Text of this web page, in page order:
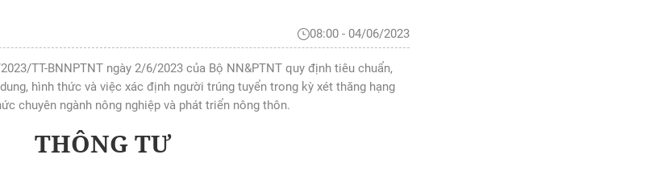
08:00 - 04/06/2023
TT-BNNPTNT ngày 2/6/2023 của Bộ NN&PTNT quy định tiêu chuẩn,
hình thức và việc xác định người trúng tuyển trong kỳ xét thăng hạng
chuyên ngành nông nghiệp và phát triển nông thôn.
THÔNG TƯ